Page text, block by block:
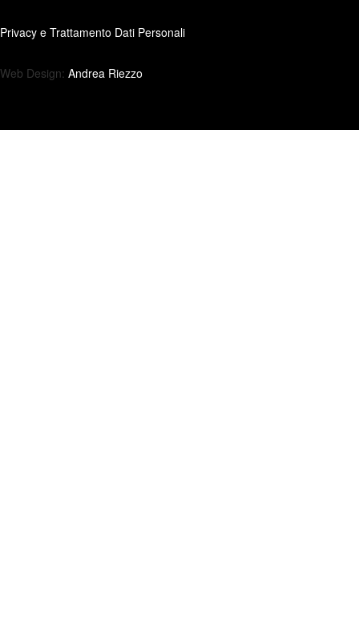
Privacy e Trattamento Dati Personali
Web Design: Andrea Riezzo